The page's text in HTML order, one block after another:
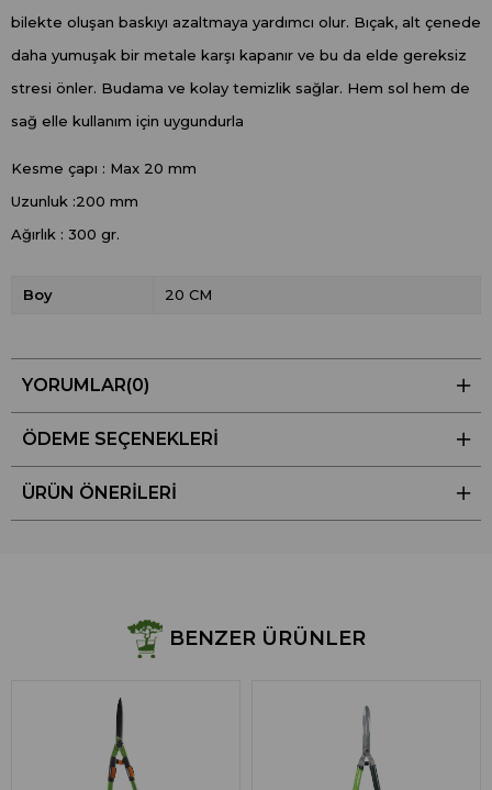
bilekte oluşan baskıyı azaltmaya yardımcı olur. Bıçak, alt çenede
daha yumuşak bir metale karşı kapanır ve bu da elde gereksiz
stresi önler. Budama ve kolay temizlik sağlar. Hem sol hem de
sağ elle kullanım için uygundurla
Kesme çapı : Max 20 mm
Uzunluk :200 mm
Ağırlık : 300 gr.
Boy 20 CM
YORUMLAR(0)
ÖDEME SEÇENEKLERI
ÜRÜN ÖNERILERI
BENZER ÜRÜNLER